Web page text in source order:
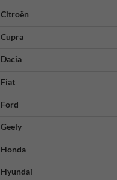
Citroën
Cupra
Dacia
Fiat
Ford
Geely
Honda
Hyundai